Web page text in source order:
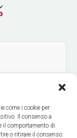
come i cookie per
Il consenso a
il comportamento di
o ritirare il consenso